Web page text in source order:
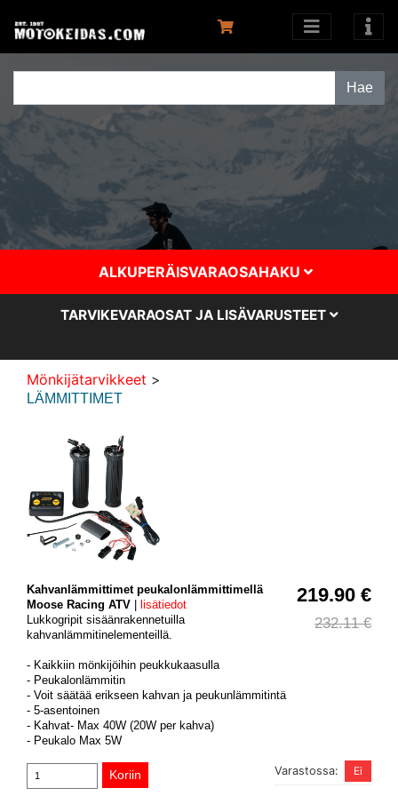
ALKUPERÄISVARAOSAHAKU
TARVIKEVARAOSAT JA LISÄVARUSTEET
Mönkijätarvikkeet >
LÄMMITTIMET
219.90 €
232.11 €
Kahvanlämmittimet peukalonlämmittimellä
Moose Racing ATV
lisätiedot
Lukkogripit sisäänrakennetuilla
kahvanlämmitinelementeillä.
- Kaikkiin mönkijöihin peukkukaasulla
- Peukalonlämmitin
- Voit säätää erikseen kahvan ja peukunlämmitintä
- 5-asentoinen
- Kahvat- Max 40W (20W per kahva)
- Peukalo Max 5W
Varastossa: